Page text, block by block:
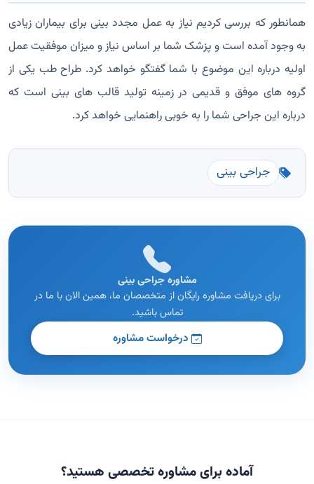
همانطور که بررسی کردیم نیاز به عمل مجدد بینی برای بیماران زیادی
به وجود آمده است و پزشک شما بر اساس نیاز و میزان موفقیت عمل
اولیه درباره این موضوع با شما گفتگو خواهد کرد. طراح طب یکی از
گروه های موفق و قدیمی در زمینه تولید قالب های بینی است که
درباره این جراحی شما را به خوبی راهنمایی خواهد کرد.
جراحی بینی
مشاوره جراحی بینی
برای دریافت مشاوره رایگان از متخصصان ما، همین الان با ما در
تماس باشید.
درخواست مشاوره
آماده برای مشاوره تخصصی هستید؟